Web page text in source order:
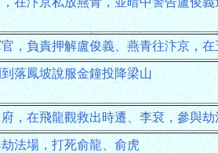
，負責押解盧俊義、燕青往汴京，
落鳳坡說服金鐘投降梁山
，在飛龍觀救出時遷、李袞，參與
法場，打死俞龍、俞虎